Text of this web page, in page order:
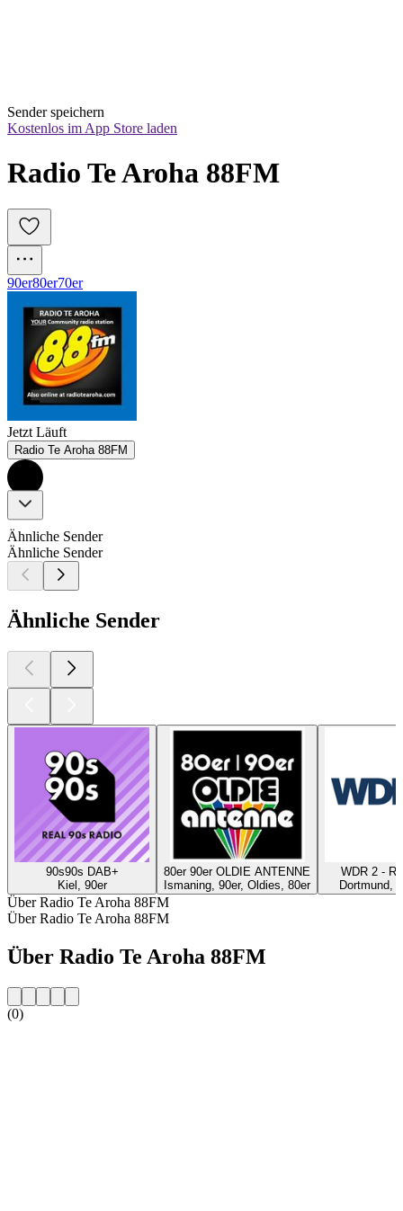
Sender speichern
Kostenlos im App Store laden
Radio Te Aroha 88FM
90er80er70er
Jetzt Läuft
Radio Te Aroha 88FM
Ähnliche Sender
Ähnliche Sender
Ähnliche Sender
90s90s DAB+
Kiel, 90er
80er 90er OLDIE ANTENNE
Ismaning, 90er, Oldies, 80er
WDR 2 -
Dortmund,
Über Radio Te Aroha 88FM
Über Radio Te Aroha 88FM
Über Radio Te Aroha 88FM
(0)